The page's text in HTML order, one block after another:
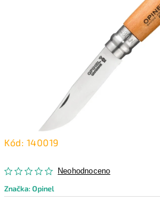
Kód: 140019
Neohodnoceno
Značka:Opinel